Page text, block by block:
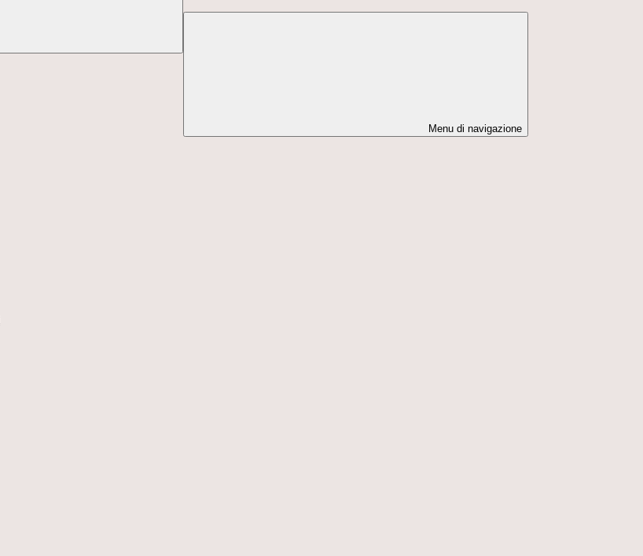
Menu di navigazione